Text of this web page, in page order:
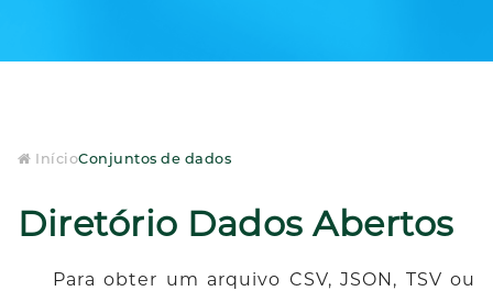
InícioConjuntos de dados
Diretório Dados Abertos
Para obter um arquivo CSV, JSON, TSV ou